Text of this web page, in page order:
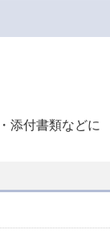
添付書類などに